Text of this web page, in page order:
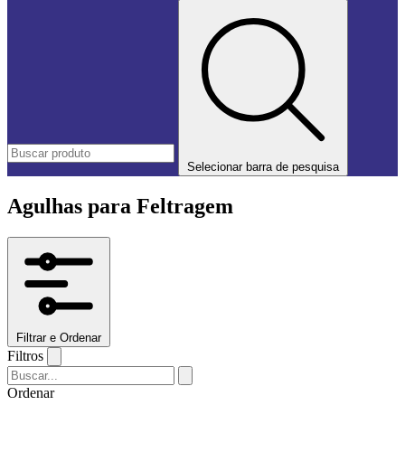
Selecionar barra de pesquisa
Agulhas para Feltragem
Filtrar e Ordenar
Filtros
Ordenar